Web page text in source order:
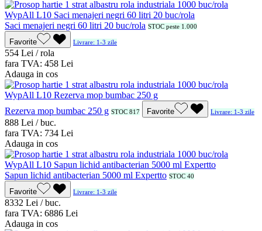
Saci menajeri negri 60 litri 20 buc/rola STOC peste 1.000
Favorite Livrare: 1-3 zile
554 Lei / rola
fara TVA: 458 Lei
Adauga in cos
Rezerva mop bumbac 250 g STOC 817 Favorite Livrare: 1-3 zile
888 Lei / buc.
fara TVA: 734 Lei
Adauga in cos
Sapun lichid antibacterian 5000 ml Expertto STOC 40
Favorite Livrare: 1-3 zile
8332 Lei / buc.
fara TVA: 6886 Lei
Adauga in cos